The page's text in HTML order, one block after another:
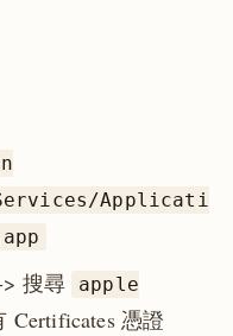
Applicati
搜尋
apple
Certificates 憑證